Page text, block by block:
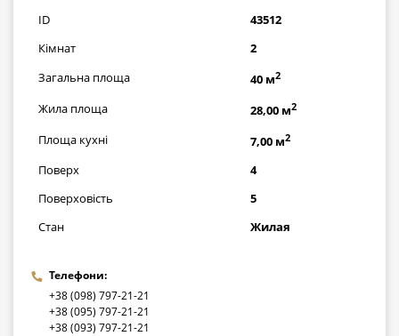
ID
43512
Кімнат
2
Загальна площа
40 м2
Жила площа 28,00 м2
Площа кухні 7,00 м2
Поверх
4
Поверховість
5
Стан
Жилая
Телефони:
+38 (098) 797-21-21
+38 (095) 797-21-21
+38 (093) 797-21-21